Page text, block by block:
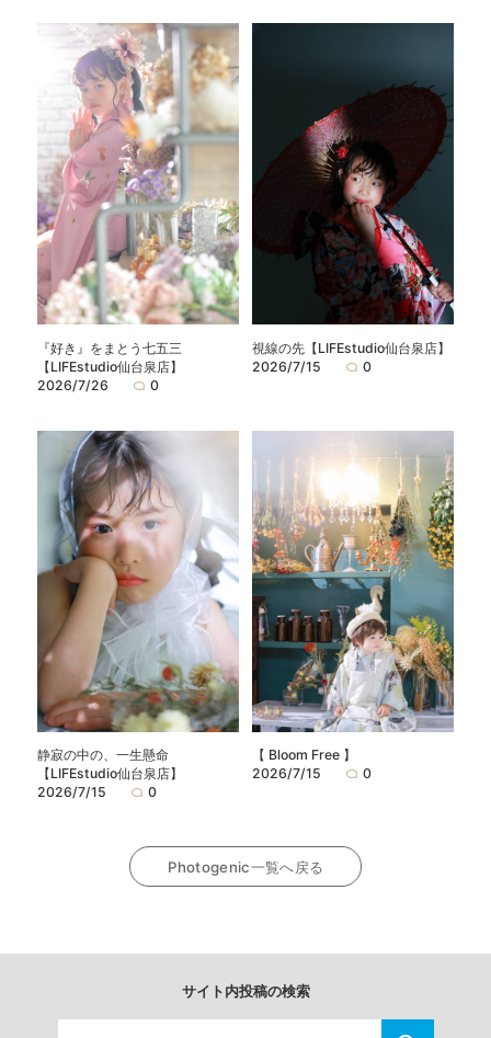
『好き』をまとう七五三
【LIFEstudio仙台泉店】
2026/7/26
0
視線の先【LIFEstudio仙台泉店】
2026/7/15
0
静寂の中の、一生懸命
【LIFEstudio仙台泉店】
2026/7/15
0
【 Bloom Free 】
2026/7/15
0
Photogenic一覧へ戻る
サイト内投稿の検索